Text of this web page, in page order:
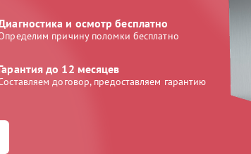
и осмотр бесплатно
причину поломки бесплатно
до 12 месяцев
договор, предоставляем гарантию